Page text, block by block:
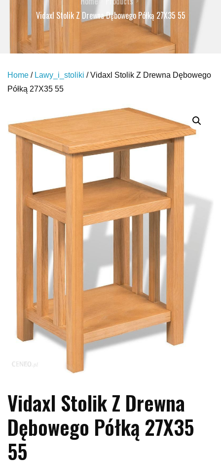
Vidaxl Stolik Z Drewna Dębowego Półką 27X35 55
Home / Lawy_i_stoliki / Vidaxl Stolik Z Drewna Dębowego
Półką 27X35 55
Vidaxl Stolik Z Drewna
Dębowego Półką 27X35
55